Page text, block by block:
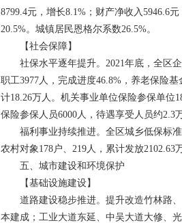
8799.4元，增长8.1%；财产净收入5946.6
20.5%。城镇居民恩格尔系数26.5%。
【社会保障】
社保水平逐年提升。2021年底，全区
职工3977人，完成进度46.8%，养老保险
计18.26万人。机关事业单位保险参保单位
保险参保人员6000人，待遇享受人员约2.3
福利事业持续推进。全区城乡低保标
农村对象178户、219人，累计发放
五、城市建设和环境保护
【基础设施建设】
道路建设稳步推进。提升改造竹林路
本建成；工业大道东延、中吴大道大修、